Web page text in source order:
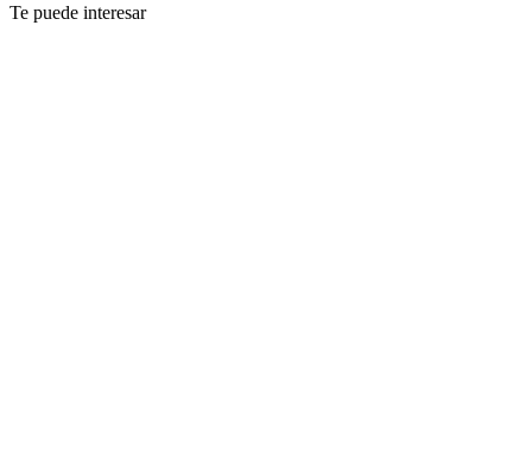
Te puede interesar